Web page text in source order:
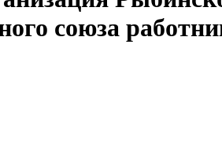
союза